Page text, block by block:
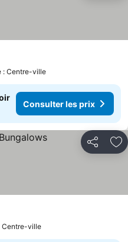
les prix
: Centre-ville
Consulter les prix
Partager
les prix
Centre-ville